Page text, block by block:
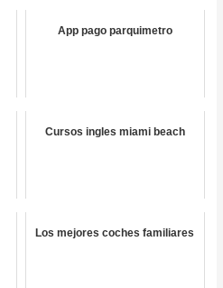
App pago parquimetro
Cursos ingles miami beach
Los mejores coches familiares